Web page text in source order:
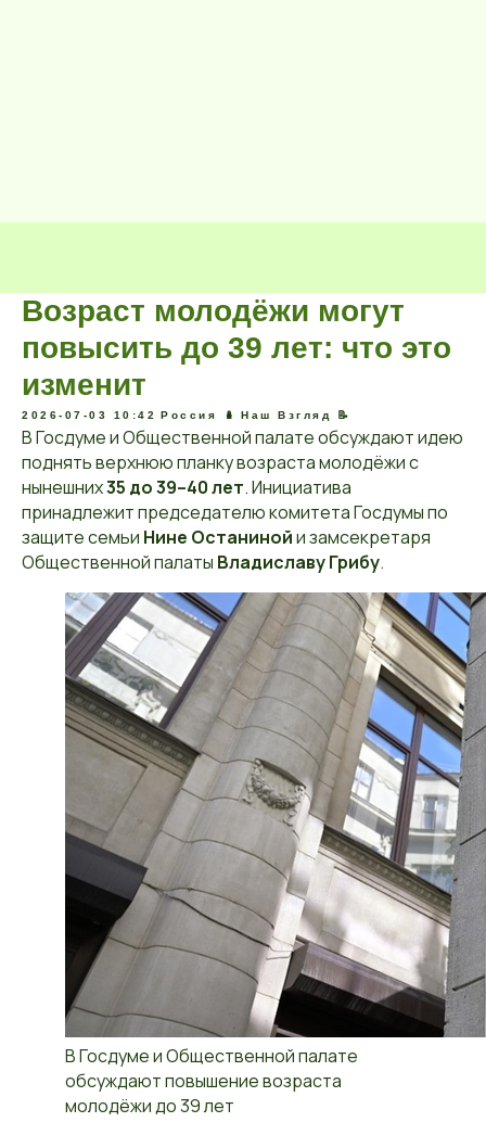
Возраст молодёжи могут
повысить до 39 лет: что это
изменит
2026-07-03 10:42 Россия 🪆 Наш Взгляд 📝
В Госдуме и Общественной палате обсуждают идею
поднять верхнюю планку возраста молодёжи с
нынешних35 до 39–40 лет. Инициатива
принадлежит председателю комитета Госдумы по
защите семьи Нине Останинойи замсекретаря
Общественной палаты Владиславу Грибу.
В Госдуме и Общественной палате
обсуждают повышение возраста
молодёжи до 39 лет